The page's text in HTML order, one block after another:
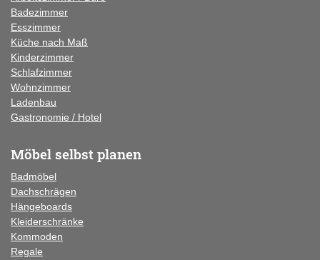
Badezimmer
Esszimmer
Küche nach Maß
Kinderzimmer
Schlafzimmer
Wohnzimmer
Ladenbau
Gastronomie / Hotel
Möbel selbst planen
Badmöbel
Dachschrägen
Hängeboards
Kleiderschränke
Kommoden
Regale